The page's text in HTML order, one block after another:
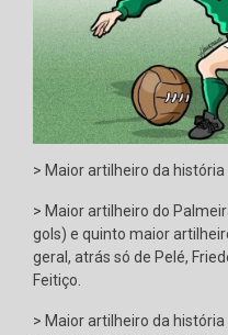
> Maior artilheiro da
> Maior artilheiro do
gols) e quinto maior
geral, atrás só de Pelé,
Feitiço.
> Maior artilheiro da